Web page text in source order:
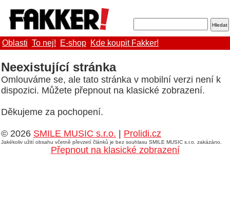
Oblasti To nej! E-shop Kde koupit Fakker!
Neexistující stránka
Omlouváme se, ale tato stránka v mobilní verzi není k
dispozici. Můžete přepnout na klasické zobrazení.
Děkujeme za pochopení.
© 2026 SMILE MUSIC s.r.o. Prolidi.cz
Jakékoliv užití obsahu včetně převzetí článků je bez souhlasu SMILE MUSIC s.r.o. zakázáno.
Přepnout na klasické zobrazení